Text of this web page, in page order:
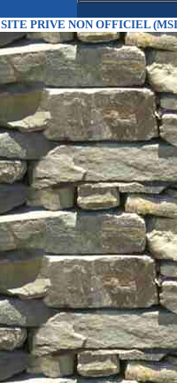
SITE PRIVE NON OFFICIEL